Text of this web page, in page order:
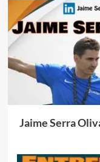
Jaime Serra